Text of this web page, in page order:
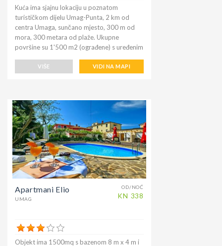
Kuća ima sjajnu lokaciju u poznatom
turističkom dijelu Umag-Punta, 2 km od
centra Umaga, sunčano mjesto, 300 m od
mora, 300 metara od plaže. Ukupne
površine su 1'500 m2 (ograđene) s uređenim
otvoren od 23.04. Do 30.09.) Doručak
samo 200 metara, a javni teren 20 metara.
VIŠE VIDI NA MAPI
OD/NOĆ
KN 338
Apartmani Elio
UMAG
Objekt ima 1500mq s bazenom 8 m x 4 m i